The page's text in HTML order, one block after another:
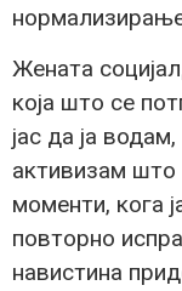
Жената
која што се
јас да ја
активизам што
моменти, кога
повторно
навистина